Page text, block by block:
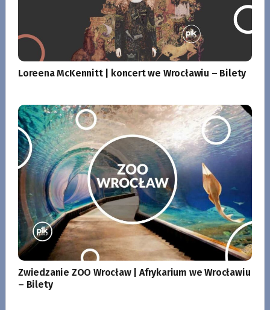
Loreena McKennitt | koncert we Wrocławiu – Bilety
Zwiedzanie ZOO Wrocław | Afrykarium we Wrocławiu
– Bilety